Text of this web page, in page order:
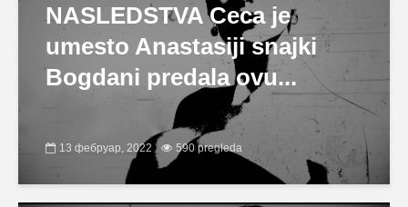
NASLEDSTVA Ceca je
umesto Anastasiji snajki
Bogdani predala ovu...
13 фебруар, 2022 590 pregleda